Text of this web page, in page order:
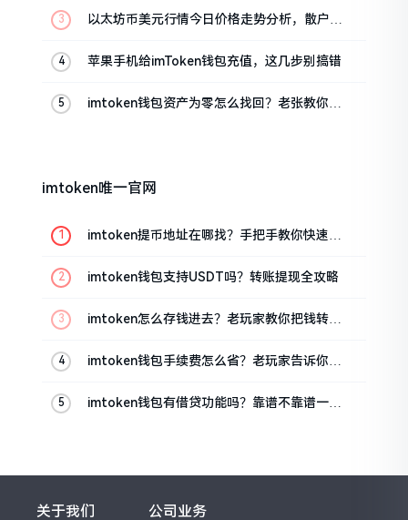
以太坊币美元行情今日价格走势分析，散户如
苹果手机给imToken钱包充值，这几步别搞错
imtoken钱包资产为零怎么找回？老张教你几
imtoken唯一官网
imtoken提币地址在哪找？手把手教你快速查
imtoken钱包支持USDT吗？转账提现全攻略
imtoken怎么存钱进去？老玩家教你把钱转进
imtoken钱包手续费怎么省？老玩家告诉你几
imtoken钱包有借贷功能吗？靠谱不靠谱一文
关于我们 公司业务